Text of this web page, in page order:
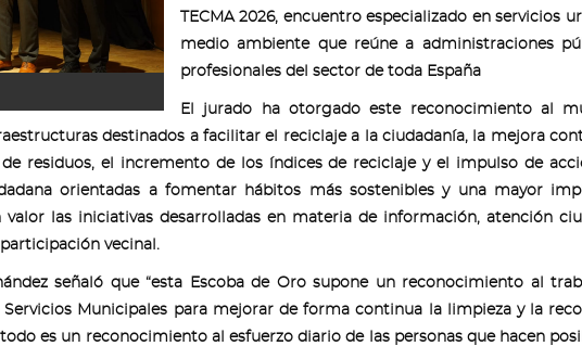
TECMA 2026, encuentro especializado en servicios
medio ambiente que reúne a administraciones
profesionales del sector de toda España
El jurado ha otorgado este reconocimiento al
destinados a facilitar el reciclaje a la ciudadanía, la mejora
residuos, el incremento de los índices de reciclaje y el impulso de
orientadas a fomentar hábitos más sostenibles y una mayor
valor las iniciativas desarrolladas en materia de información, atención
vecinal.
señaló que “esta Escoba de Oro supone un reconocimiento al
Servicios Municipales para mejorar de forma continua la limpieza y la
es un reconocimiento al esfuerzo diario de las personas que hacen